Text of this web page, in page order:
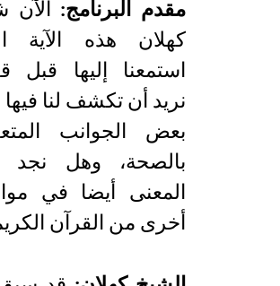
مقدم البرنامج: الآن
كهلان هذه الآية
استمعنا إليها قبل
نريد أن تكشف لنا
بعض الجوانب
بالصحة، وهل نجد
المعنى أيضا في
أخرى من القرآن